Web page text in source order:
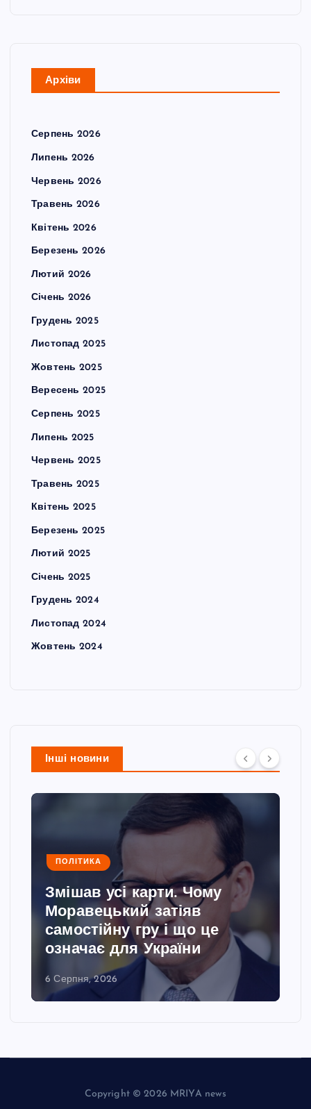
Архіви
Серпень 2026
Липень 2026
Червень 2026
Травень 2026
Квітень 2026
Березень 2026
Лютий 2026
Січень 2026
Грудень 2025
Листопад 2025
Жовтень 2025
Вересень 2025
Серпень 2025
Липень 2025
Червень 2025
Травень 2025
Квітень 2025
Березень 2025
Лютий 2025
Січень 2025
Грудень 2024
Листопад 2024
Жовтень 2024
Інші новини
ПОЛІТИКА
Змішав усі карти. Чому
Моравецький затіяв
самостійну гру і що це
означає для України
6 Серпня, 2026
Copyright © 2026 MRIYA news